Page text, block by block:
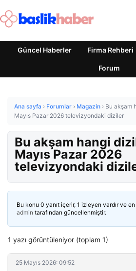
Güncel Haberler Firma Rehberi
Forum
Ana sayfa › Forumlar › Magazin › Bu akşam
Mayıs Pazar 2026 televizyondaki diziler
Bu akşam hangi
Mayıs Pazar 2026
televizyondaki
Bu konu 0 yanıt içerir, 1 izleyen vardır ve en
admin tarafından güncellenmiştir.
1 yazı görüntüleniyor (toplam 1)
25 Mayıs 2026: 09:52